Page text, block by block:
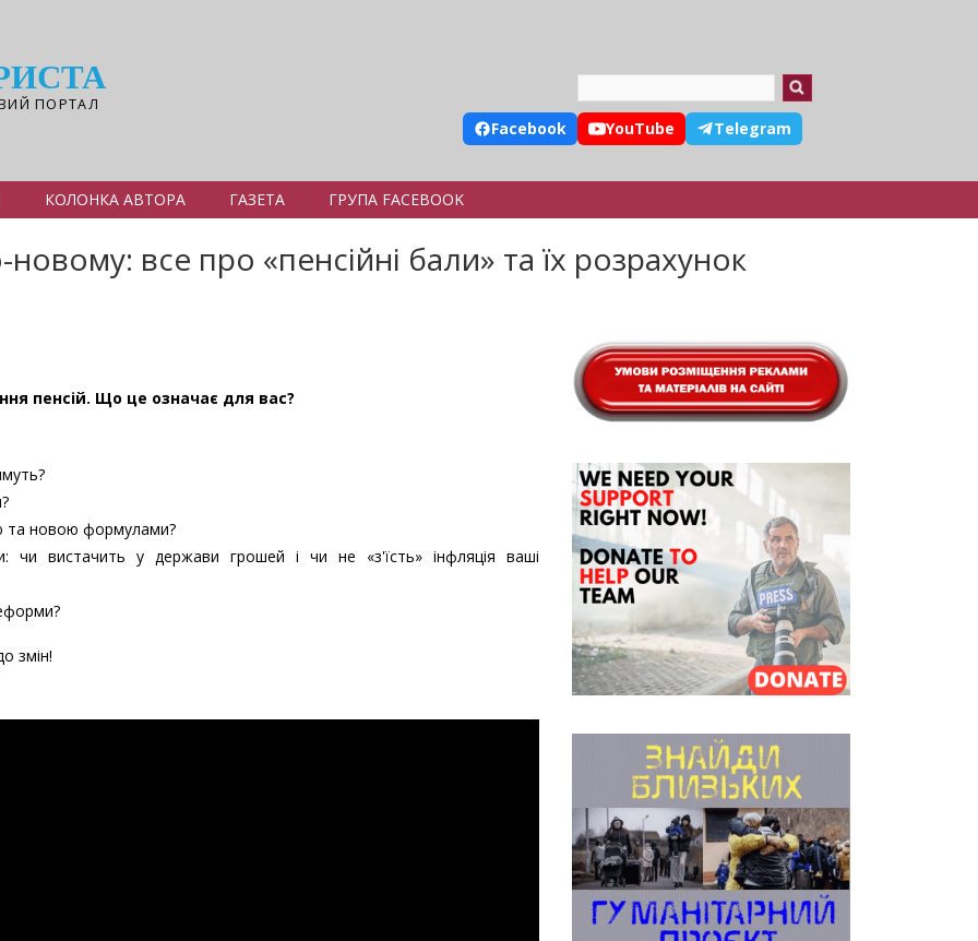
ПОРТАЛ
Facebook YouTube Telegram
КОЛОНКА АВТОРА ГАЗЕТА ГРУПА FACEBOOK
все про «пенсійні бали» та їх розрахунок
пенсій. Що це означає для вас?
та новою формулами?
чи вистачить у держави грошей і чи не «з'їсть» інфляція ваші
змін!